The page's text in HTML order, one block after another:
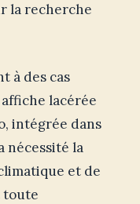
la recherche
à des cas
lacérée
intégrée dans
nécessité la
et de
toute